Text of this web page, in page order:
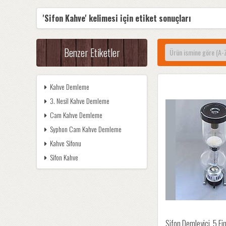
'Sifon Kahve' kelimesi için etiket sonuçları
Benzer Etiketler
Kahve Demleme
3. Nesil Kahve Demleme
Cam Kahve Demleme
Syphon Cam Kahve Demleme
Kahve Sifonu
Sifon Kahve
Sifon Demleyici, 5